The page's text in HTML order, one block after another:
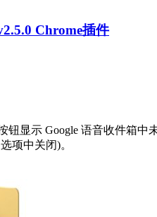
Chrome插件
显示 Google 语音收件箱中
项中关闭)。